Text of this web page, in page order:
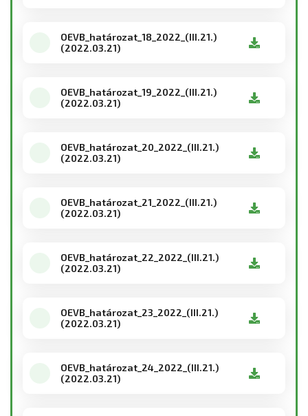
OEVB_határozat_18_2022_(III.21.)
(2022.03.21)
OEVB_határozat_19_2022_(III.21.)
(2022.03.21)
OEVB_határozat_20_2022_(III.21.)
(2022.03.21)
OEVB_határozat_21_2022_(III.21.)
(2022.03.21)
OEVB_határozat_22_2022_(III.21.)
(2022.03.21)
OEVB_határozat_23_2022_(III.21.)
(2022.03.21)
OEVB_határozat_24_2022_(III.21.)
(2022.03.21)